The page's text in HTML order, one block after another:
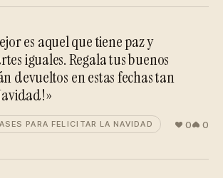
es aquel que tiene paz y
iguales. Regala tus buenos
devueltos en estas fechas tan
PARA FELICITAR LA NAVIDAD 0 0